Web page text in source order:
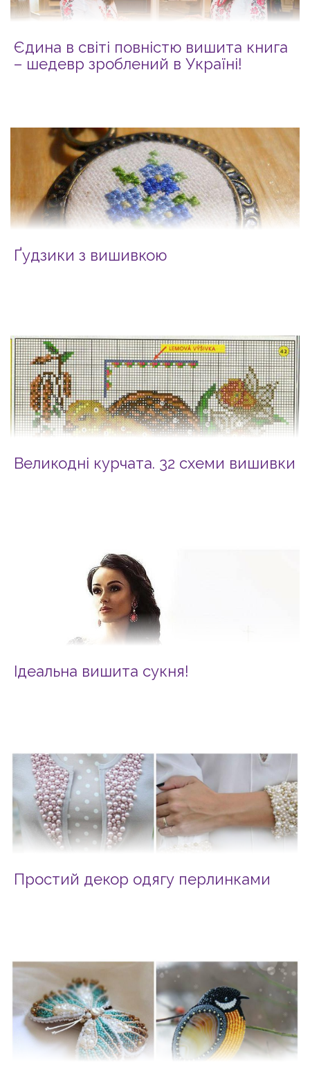
Єдина в світі повністю вишита книга
– шедевр зроблений в Україні!
Ґудзики з вишивкою
Великодні курчата. 32 схеми вишивки
Ідеальна вишита сукня!
Простий декор одягу перлинками